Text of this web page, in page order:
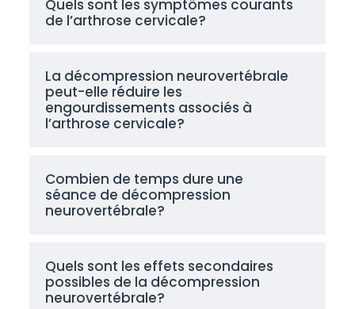
Quels sont les symptômes courants
de l’arthrose cervicale?
La décompression neurovertébrale
peut-elle réduire les
engourdissements associés à
l’arthrose cervicale?
Combien de temps dure une
séance de décompression
neurovertébrale?
Quels sont les effets secondaires
possibles de la décompression
neurovertébrale?